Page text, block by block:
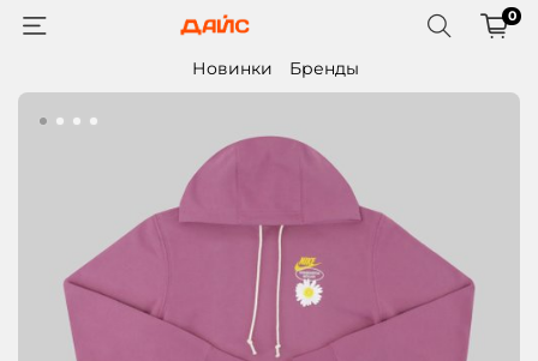
0
Новинки Бренды